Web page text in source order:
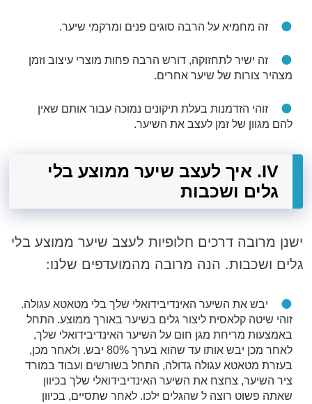
זה מחמיא על הרבה סוגים פנים ומרקמי שיער.
זה ישיר לתחזוקה, דורש הרבה פחות מוצרי עיצוב וזמן
מצהיר צורות של שיער אחרים.
זוהי הזדמנות בעלת תיקונים נמוכה עבור אותם שאין
להם מגוון של זמן לעצב את השיער.
IV. איך לעצב שיער ממוצע בלי
גלים ושכבות
ישנן מרובה דרכים חלופיות לעצב שיער ממוצע בלי
גלים ושכבות. הנה מרובה מהמועדפים שלנו:
יבש את השיער האינדיבידואלי שלך בלי מטאטא עגולה.
זוהי שיטה קלאסית ליצור גלים בשיער באורך ממוצע. התחל
באמצעות מריחת מגן חום על השיער האינדיבידואלי שלך,
לאחר מכן יבש אותו עד שהוא בערך 80% יבש. ולאחר מכן,
בעזרת מטאטא עגולה גדולה, התחל בשורשים ועבוד במורד
ציר השיער, צחצח את השיער האינדיבידואלי שלך בכיוון
שאתה פשוט רוצה ל שהגלים ילכו. לאחר שתסיים, בכיוון